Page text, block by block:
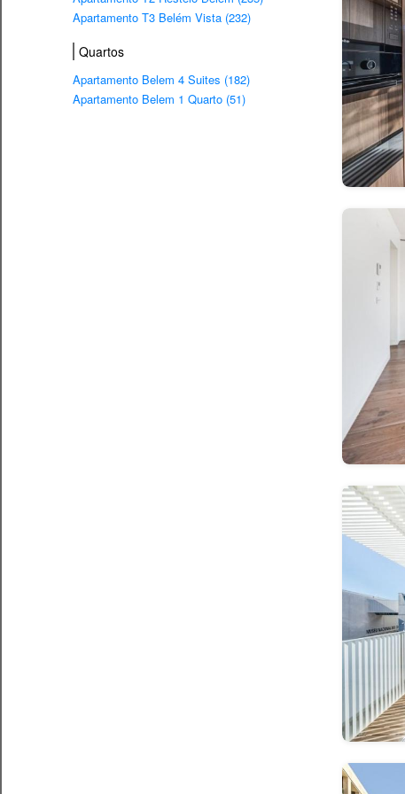
Apartamento T3 Belém Vista (232)
Quartos
Apartamento Belem 4 Suites (182)
Apartamento Belem 1 Quarto (51)